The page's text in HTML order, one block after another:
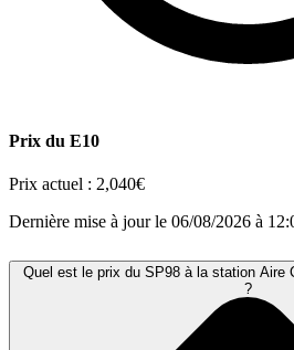
Prix du E10
Prix actuel : 2,040€
Dernière mise à jour le 06/08/2026 à
Quel est le prix du SP98 à la station Aire
?